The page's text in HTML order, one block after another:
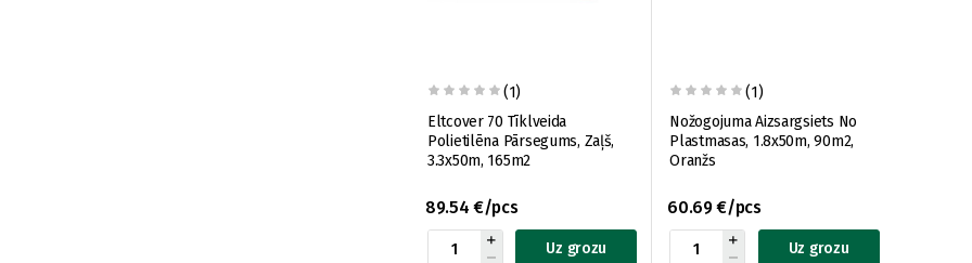
(1)
Eltcover 70 Tīklveida
Polietilēna Pārsegums, Zaļš,
3.3x50m, 165m2
89.54 €/pcs
Uz grozu
(1)
Nožogojuma Aizsargsiets No
Plastmasas, 1.8x50m, 90m2,
Oranžs
60.69 €/pcs
Uz grozu